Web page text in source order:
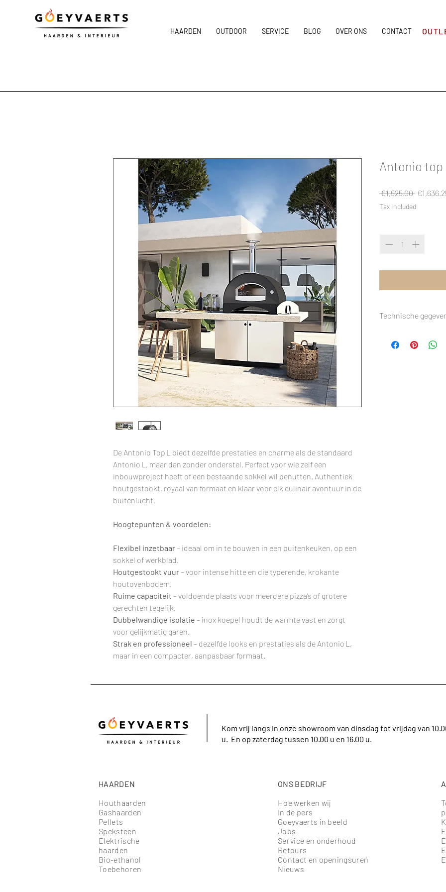
HAARDEN OUTDOOR SERVICE BLOG OVER ONS CONTACT
De Antonio Top L biedt dezelfde prestaties en charme als de standaard
Antonio L, maar dan zonder onderstel. Perfect voor wie zelf een
inbouwproject heeft of een bestaande sokkel wil benutten. Authentiek
houtgestookt, royaal van formaat en klaar voor elk culinair avontuur in de
buitenlucht.
Hoogtepunten & voordelen:
Flexibel inzetbaar– ideaal om in te bouwen in een buitenkeuken, op een
sokkel of werkblad.
Houtgestookt vuur– voor intense hitte en die typerende, krokante
houtovenbodem.
Ruime capaciteit – voldoende plaats voor meerdere pizza’s of grotere
gerechten tegelijk.
Dubbelwandige isolatie – inox koepel houdt de warmte vast en zorgt
voor gelijkmatig garen.
Strak en professioneel – dezelfde looks en prestaties als de Antonio L,
maar in een compacter, aanpasbaar formaat.
Antonio top
€1,925.00 Regular
Price
Tax Included
Technische
AFMETINGEN
Kom vrij langs in onze showroom van dinsdag tot vrijdag van
u. En op zaterdag tussen 10.00 u en 16.00 u.
HAARDEN
Houthaarden
Gashaarden
Pellets
Speksteen
Elektrische
haarden
Bio-ethanol
Toebehoren
ONS BEDRIJF
Hoe werken wij
In de pers
Goeyvaerts in beeld
Jobs
Service en onderhoud
Retours
Contact en openingsuren
Nieuws